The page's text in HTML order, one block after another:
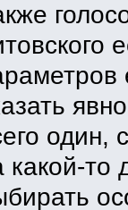
один,
какой-